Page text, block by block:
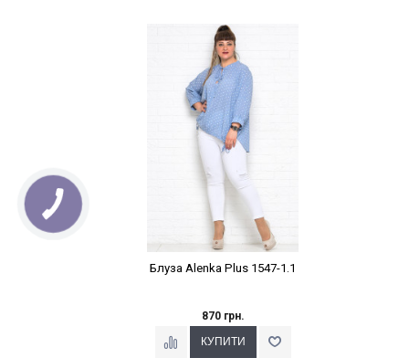
Наклейки Варіант з %
Блуза Alenka Plus 1547-1.1
870 грн.